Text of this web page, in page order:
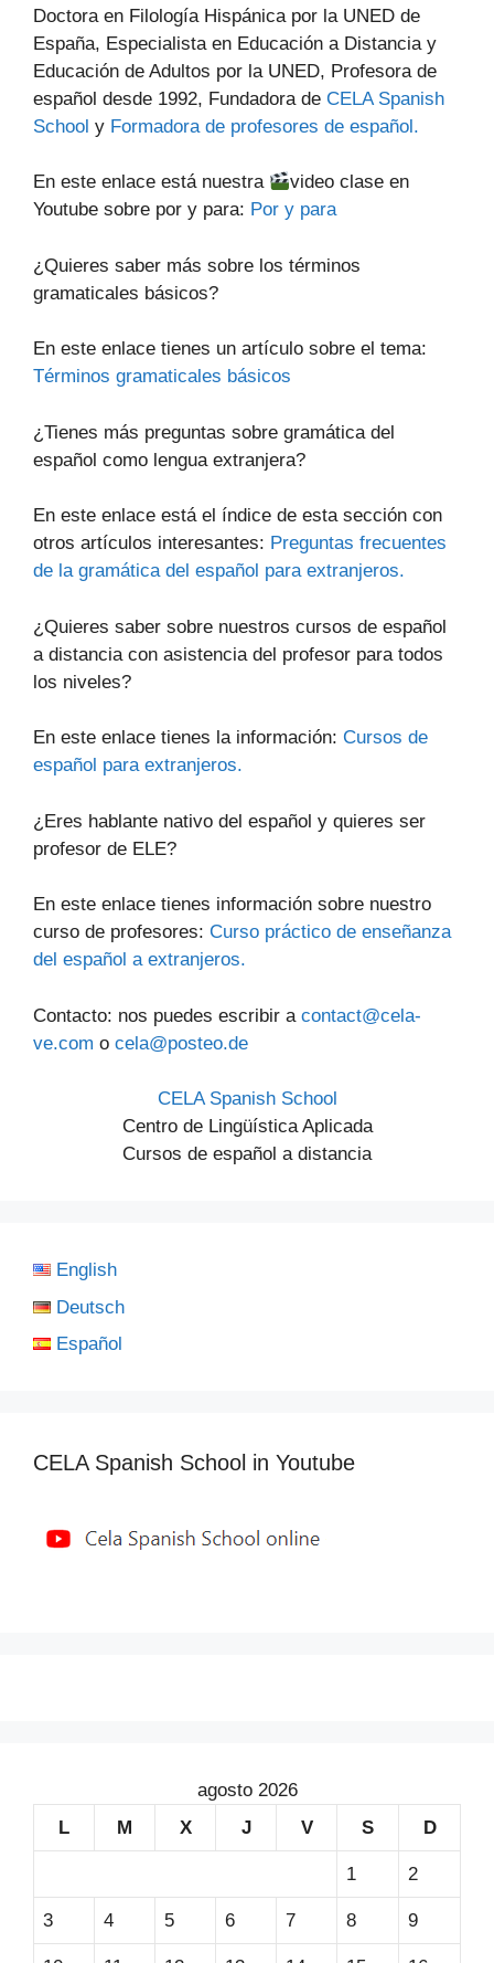
Doctora en Filología Hispánica por la UNED de
España, Especialista en Educación a Distancia y
Educación de Adultos por la UNED, Profesora de
español desde 1992, Fundadora de CELA Spanish
School y Formadora de profesores de español.
En este enlace está nuestra
video clase en
Youtube sobre por y para: Por y para
¿Quieres saber más sobre los términos
gramaticales básicos?
En este enlace tienes un artículo sobre el tema:
Términos gramaticales básicos
¿Tienes más preguntas sobre gramática del
español como lengua extranjera?
En este enlace está el índice de esta sección con
otros artículos interesantes: Preguntas frecuentes
de la gramática del español para extranjeros.
¿Quieres saber sobre nuestros cursos de español
a distancia con asistencia del profesor para todos
los niveles?
En este enlace tienes la información: Cursos de
español para extranjeros.
¿Eres hablante nativo del español y quieres ser
profesor de ELE?
En este enlace tienes información sobre nuestro
curso de profesores: Curso práctico de enseñanza
del español a extranjeros.
Contacto: nos puedes escribir a contact@cela-
ve.com o cela@posteo.de
CELA Spanish School
Centro de Lingüística Aplicada
Cursos de español a distancia
English
Deutsch
Español
CELA Spanish School in Youtube
agosto 2026
L
M X J V S D
1 2
3 4 5 6 7 8 9